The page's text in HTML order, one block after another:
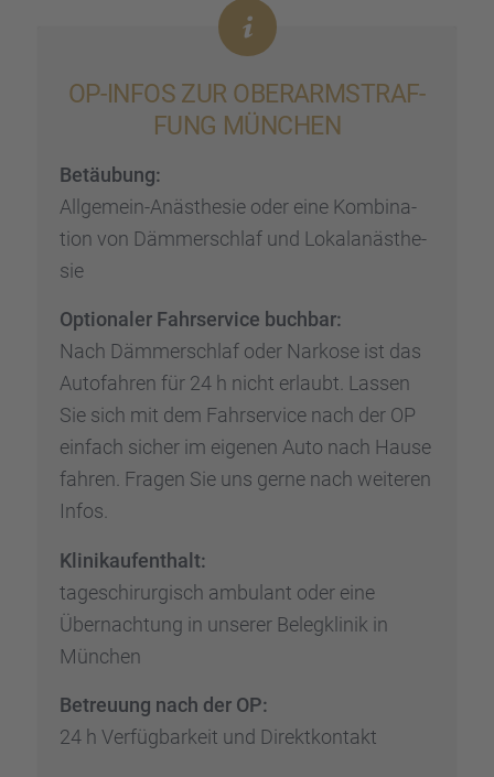
OP-INFOS ZUR OBERARM­STRAF­
FUNG MÜNCHEN
Betäu­bung:
Allge­mein-Anästhe­sie oder eine Kombi­na­
tion von Dämmer­schlaf und Lokal­an­äs­the­
sie
Optio­na­ler Fahrser­vice buchbar:
Nach Dämmer­schlaf oder Narkose ist das
Autofah­ren für 24 h nicht erlaubt. Lassen
Sie sich mit dem Fahrser­vice nach der OP
einfach sicher im eigenen Auto nach Hause
fahren. Fragen Sie uns gerne nach weite­ren
Infos.
Klinik­auf­ent­halt:
tages­chir­ur­gisch ambulant oder eine
Übernach­tung in unserer Beleg­kli­nik in
München
Betreu­ung nach der OP:
24 h Verfüg­bar­keit und Direkt­kon­takt